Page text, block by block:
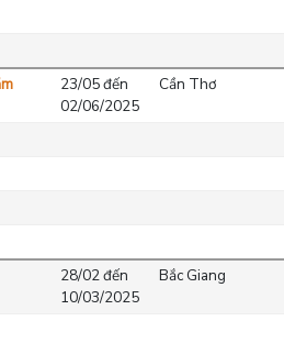
23/05 đến
02/06/2025
Cần Thơ
28/02 đến
10/03/2025
Bắc Giang